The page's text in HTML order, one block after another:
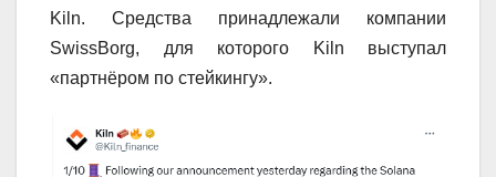
Kiln. Средства принадлежали компании
SwissBorg, для которого Kiln выступал
«партнёром по стейкингу».